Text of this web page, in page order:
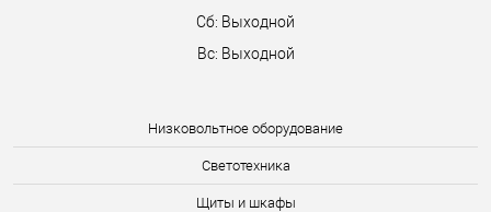
Низковольтное оборудование
Светотехника
Щиты и шкафы
Сб: Выходной
Вс: Выходной